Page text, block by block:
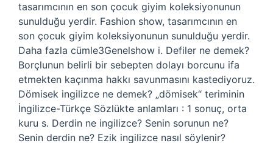
tasarımcının en son çocuk giyim koleksiyonunun
sunulduğu yerdir. Fashion show, tasarımcının en
son çocuk giyim koleksiyonunun sunulduğu yerdir.
Daha fazla cümle3Genelshow i. Defiler ne demek?
Borçlunun belirli bir sebepten dolayı borcunu ifa
etmekten kaçınma hakkı savunmasını kastediyoruz.
Dömisek ingilizce ne demek? „dömisek“ teriminin
İngilizce-Türkçe Sözlükte anlamları : 1 sonuç, orta
kuru s. Derdin ne ingilizce? Senin sorunun ne?
Senin derdin ne? Ezik ingilizce nasıl söylenir?